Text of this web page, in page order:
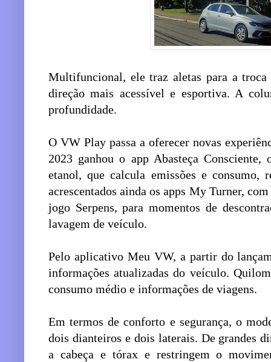
Multifuncional, ele traz aletas para a troca
direção mais acessível e esportiva. A
profundidade.
O VW Play passa a oferecer novas
2023 ganhou o app Abasteça
etanol, que calcula emissões e consumo,
acrescentados ainda os apps My Turner,
jogo Serpens, para momentos de
lavagem de veículo.
Pelo aplicativo Meu VW, a partir do
informações atualizadas do veículo.
consumo médio e informações de viagens.
Em termos de conforto e segurança, o
dois dianteiros e dois laterais. De grandes
a cabeça e tórax e restringem o